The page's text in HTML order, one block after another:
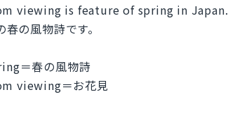
viewing is feature of spring in Japan.
の風物詩です。
＝春の風物詩
viewing＝お花見